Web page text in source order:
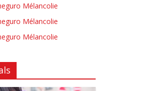
Mélancolie
Mélancolie
Mélancolie